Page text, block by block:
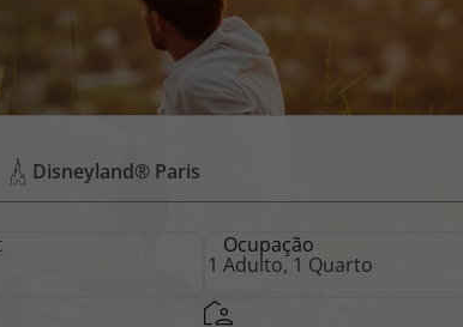
Apoio ao
facilidade na
dispor o nosso call
10:00 às 20:00 e
Disneyland® Paris
Ocupação